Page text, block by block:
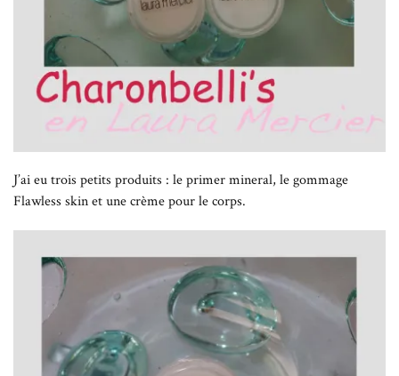
J’ai eu trois petits produits : le primer mineral, le gommage
Flawless skin et une crème pour le corps.